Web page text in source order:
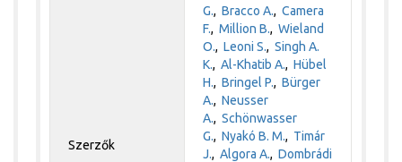
Szerzők
G.,Bracco A.,Camera
F.,Million B.,Wieland
O.,Leoni S.,Singh A.
K.,Al-Khatib A.,Hübel
H.,Bringel P.,Bürger
A.,Neusser
A.,Schönwasser
G.,Nyakó B. M., Timár
J.,Algora A.,Dombrádi